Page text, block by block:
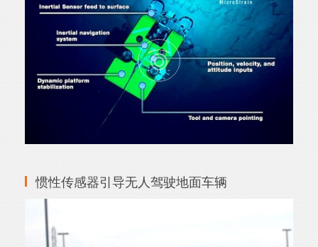
惯性传感器引导无人驾驶地面车辆